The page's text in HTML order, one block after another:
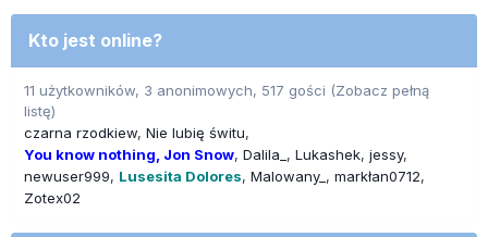
Kto jest online?
11 użytkowników, 3 anonimowych, 517 gości (Zobacz pełną
listę)
czarna rzodkiew Nie lubię świtu
You know nothing, Jon Snow Dalila_ Lukashek jessy
newuser999
Lusesita Dolores Malowany_
markłan0712
Zotex02